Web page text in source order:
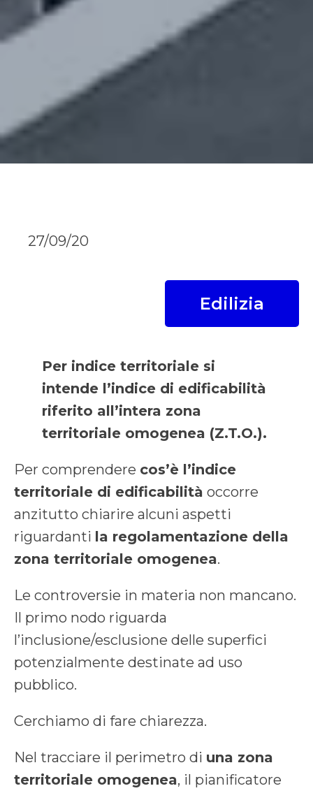
27/09/20
Edilizia
Per indice territoriale si
intende l’indice di edificabilità
riferito all’intera zona
territoriale omogenea (Z.T.O.).
Per comprendere cos’è l’indice
territoriale di edificabilità occorre
anzitutto chiarire alcuni aspetti
riguardanti la regolamentazione della
zona territoriale omogenea.
Le controversie in materia non mancano.
Il primo nodo riguarda
l’inclusione/esclusione delle superfici
potenzialmente destinate ad uso
pubblico.
Cerchiamo di fare chiarezza.
Nel tracciare il perimetro di una zona
territoriale omogenea, il pianificatore